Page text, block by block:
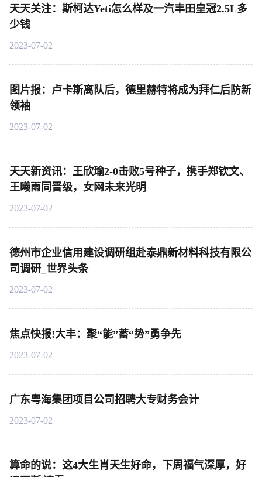
天天关注：斯柯达Yeti怎么样及一汽丰田皇冠2.5L多
少钱
2023-07-02
图片报：卢卡斯离队后，德里赫特将成为拜仁后防新
领袖
2023-07-02
天天新资讯：王欣瑜2-0击败5号种子，携手郑钦文、
王曦雨同晋级，女网未来光明
2023-07-02
德州市企业信用建设调研组赴泰鼎新材料科技有限公
司调研_世界头条
2023-07-02
焦点快报!大丰：聚“能”蓄“势”勇争先
2023-07-02
广东粤海集团项目公司招聘大专财务会计
2023-07-02
算命的说：这4大生肖天生好命，下周福气深厚，好